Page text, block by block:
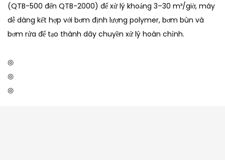
(QTB-500 đến QTB-2000) để xử lý khoảng 3–30 m³/giờ, máy
dễ dàng kết hợp với bơm định lượng polymer, bơm bùn và
bơm rửa để tạo thành dây chuyền xử lý hoàn chỉnh.
◎
◎
◎